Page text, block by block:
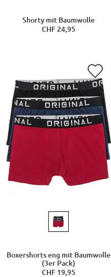
Shorty mit Baumwolle
CHF 24,95
Boxershorts eng mit Baumwolle
(3er Pack)
CHF 19,95